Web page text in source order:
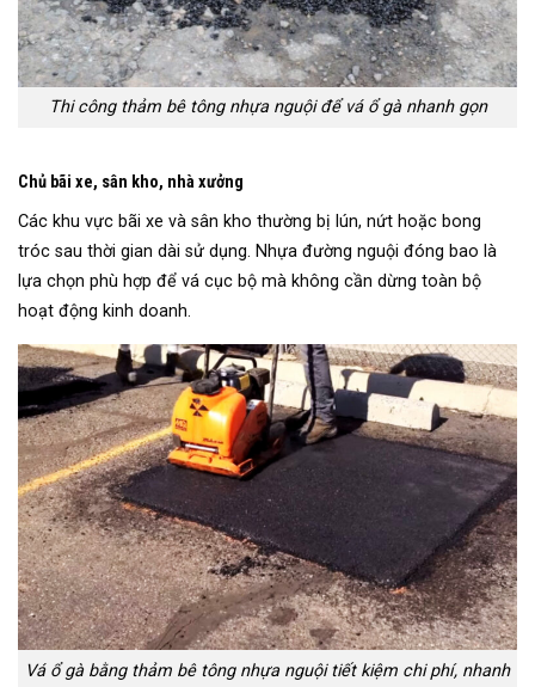
Thi công thảm bê tông nhựa nguội để vá ổ gà nhanh gọn
Chủ bãi xe, sân kho, nhà xưởng
Các khu vực bãi xe và sân kho thường bị lún, nứt hoặc bong
tróc sau thời gian dài sử dụng. Nhựa đường nguội đóng bao là
lựa chọn phù hợp để vá cục bộ mà không cần dừng toàn bộ
hoạt động kinh doanh.
Vá ổ gà bằng thảm bê tông nhựa nguội tiết kiệm chi phí, nhanh